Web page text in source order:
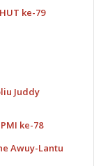
ke-79
Juddy
ke-78
Awuy-Lantu